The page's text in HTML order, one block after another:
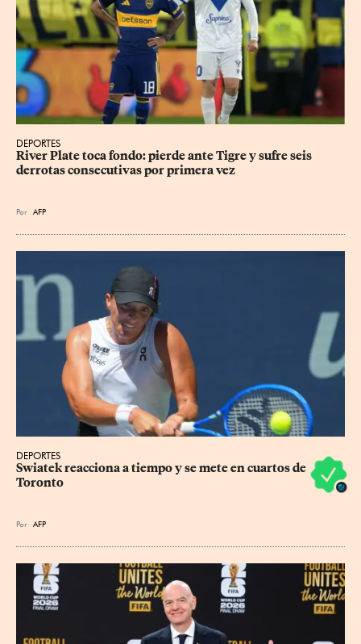
DEPORTES
River Plate toca fondo: pierde ante Tigre y sufre seis
derrotas consecutivas por primera vez
Por AFP
DEPORTES
Swiatek reacciona a tiempo y se mete en cuartos de
Toronto
Por AFP